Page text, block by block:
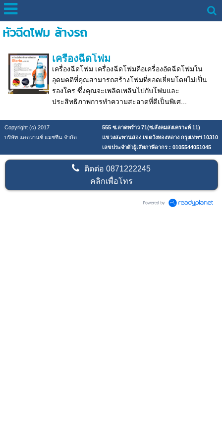
หัวฉีดโฟม ล้างรถ
เครื่องฉีดโฟม
เครื่องฉีดโฟม เครื่องฉีดโฟมคือเครื่องอัดฉีดโฟมใน
อุดมคติที่คุณสามารถสร้างโฟมที่ยอดเยี่ยมโดยไม่เป็น
รองใคร ซึ่งคุณจะเพลิดเพลินไปกับโฟมและ
ประสิทธิภาพการทำความสะอาดที่ดีเป็นพิเศ...
Copyright (c) 2017
555 ซ.ลาดพร้าว 71(ซ.สังคมสงเคราะห์ 11)
บริษัท แอดวานซ์ แมชชีน จำกัด
แขวงสะพานสอง เขตวังทองหลาง กรุงเทพฯ 10310
เลขประจำตัวผู้เสียภาษีอากร : 0105544051045
ติดต่อ0871222245
คลิกเพื่อโทร